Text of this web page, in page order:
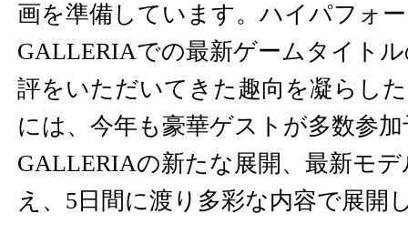
画を準備しています。ハイパフォ
GALLERIAでの最新ゲームタイト
評をいただいてきた趣向を凝らし
には、今年も豪華ゲストが多数参
GALLERIAの新たな展開、最新モ
え、5日間に渡り多彩な内容で展開